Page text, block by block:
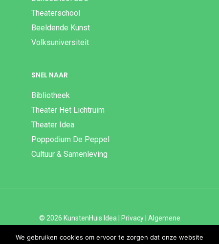
Theaterschool
Beeldende Kunst
Volksuniversiteit
SNEL NAAR
Bibliotheek
Theater Het Lichtruim
Theater Idea
Poppodium De Peppel
Cultuur & Samenleving
© 2026 KunstenHuis Idea | Privacy| Algemene
We gebruiken cookies om ervoor te zorgen dat onze website